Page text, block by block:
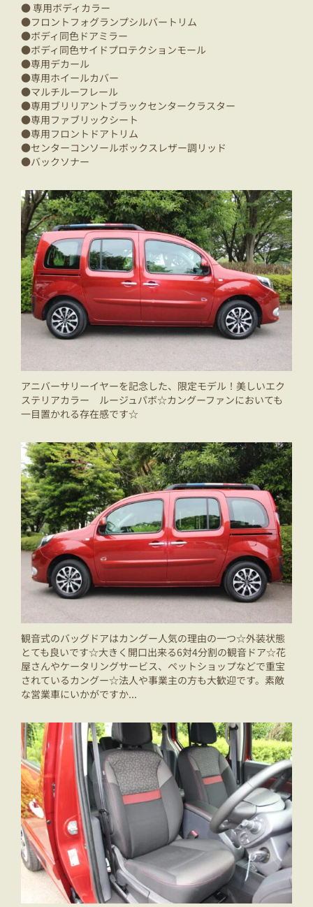
● 専用ボディカラー
●フロントフォグランプシルバートリム
●ボディ同色ドアミラー
●ボディ同色サイドプロテクションモール
●専用デカール
●専用ホイールカバー
●マルチルーフレール
●専用ブリリアントブラックセンタークラスター
●専用ファブリックシート
●専用フロントドアトリム
●センターコンソールボックスレザー調リッド
●バックソナー
アニバーサリーイヤーを記念した、限定モデル！美しいエク
ステリアカラー ルージュパボ☆カングーファンにおいても
一目置かれる存在感です☆
観音式のバッグドアはカングー人気の理由の一つ☆外装状態
とても良いです☆大きく開口出来る6対4分割の観音ドア☆花
屋さんやケータリングサービス、ペットショップなどで重宝
されているカングー☆法人や事業主の方も大歓迎です。素敵
な営業車にいかがですか...